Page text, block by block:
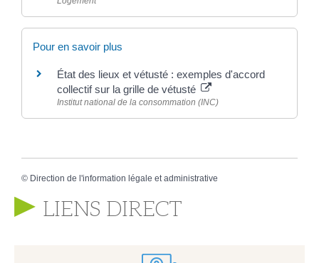
Pour en savoir plus
État des lieux et vétusté : exemples d'accord
collectif sur la grille de vétusté
Institut national de la consommation (INC)
© Direction de l'information légale et administrative
LIENS DIRECT